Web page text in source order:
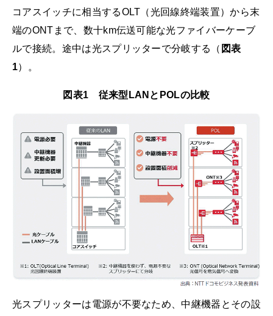
コアスイッチに相当するOLT（光回線終端装置）から末
端のONTまで、数十km伝送可能な光ファイバーケーブ
ルで接続。途中は光スプリッターで分岐する（ 図表
1）。
図表1 従来型LANとPOLの比較
光スプリッターは電源が不要なため、中継機器とその設